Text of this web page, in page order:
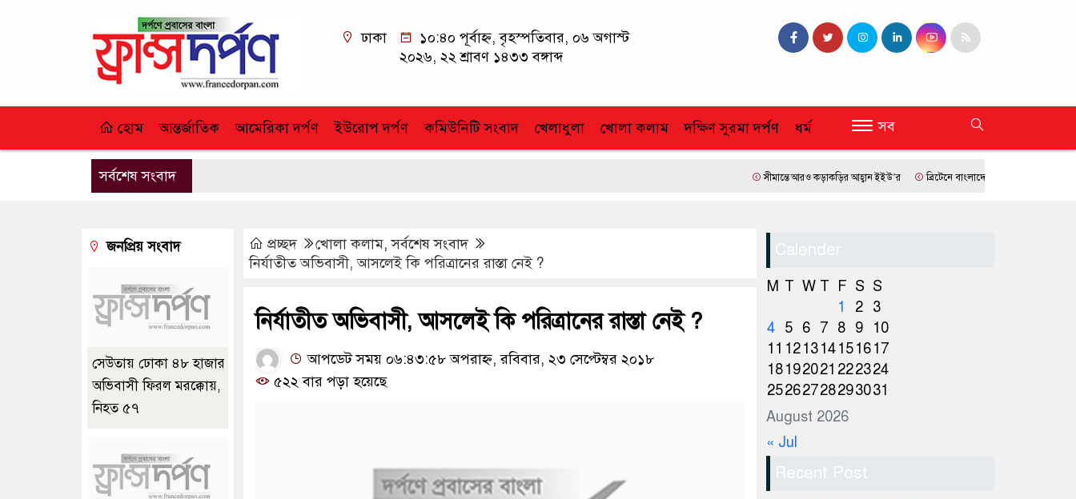
ঢাকা
১০:৪০ পূর্বাহ্ন, বৃহস্পতিবার, ০৬ অগাস্ট
২০২৬, ২২ শ্রাবণ ১৪৩৩ বঙ্গাব্দ
হোম আন্তর্জাতিক আমেরিকা দর্পণ ইউরোপ দর্পণ কমিউনিটি সংবাদ খেলাধুলা খোলা কলাম দক্ষিণ সুরমা দর্পণ ধর্ম সব
সর্বশেষ সংবাদ সীমান্তে আরও কড়াকড়ির আহ্বান ইইউ’র ব্রিটেনে বাংলাদেশি প্রায় ৭ লাখ ৯৫ শতাংশই সিলেটি
প্রচ্ছদ খোলা কলাম,সর্বশেষ সংবাদ
নির্যাতীত অভিবাসী, আসলেই কি পরিত্রানের রাস্তা নেই ?
নির্যাতীত অভিবাসী, আসলেই কি পরিত্রানের রাস্তা নেই ?
আপডেট সময় ০৬:৪৩:৫৮ অপরাহ্ন, রবিবার, ২৩ সেপ্টেম্বর ২০১৮
৫২২ বার পড়া হয়েছে
জনপ্রিয় সংবাদ
সেউতায় ঢোকা ৪৮ হাজার
অভিবাসী ফিরল মরক্কোয়,
নিহত ৫৭
Calender
August 2026
M T W T F S S
1
2 3
4 5 6 7 8 9
10
11 121314151617
18192021 222324
25262728293031
« Jul
Recent Post